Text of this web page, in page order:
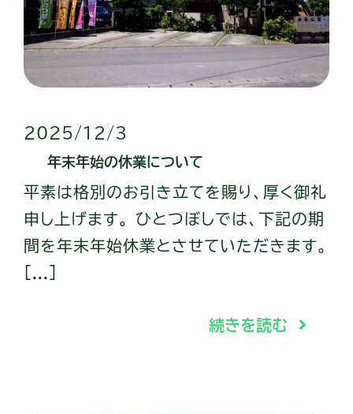
2025/12/3
年末年始の休業について
平素は格別のお引き立てを賜り、厚く御礼
申し上げます。 ひとつぼしでは、下記の期
間を年末年始休業とさせていただきます。
続きを読む